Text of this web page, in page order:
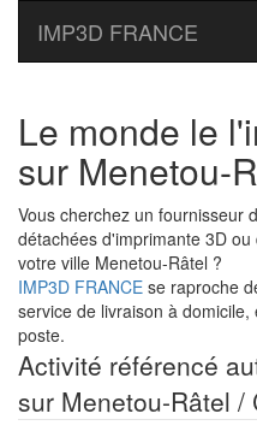
IMP3D FRANCE
Le monde le
sur Menetou-
Vous cherchez un fournisseur
détachées d'imprimante 3D
votre ville Menetou-Râtel ?
IMP3D FRANCE se raproche
service de livraison à
poste.
Activité référencé
sur Menetou-Râtel /